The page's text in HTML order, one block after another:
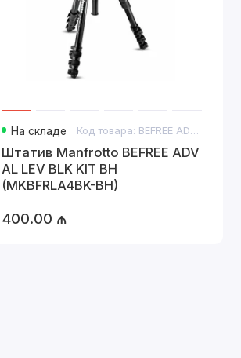
На складе Код товара: BEFREE ADV AL LEV BLK KIT BH
Штатив Manfrotto BEFREE ADV
AL LEV BLK KIT BH
(MKBFRLA4BK-BH)
400.00 ₼